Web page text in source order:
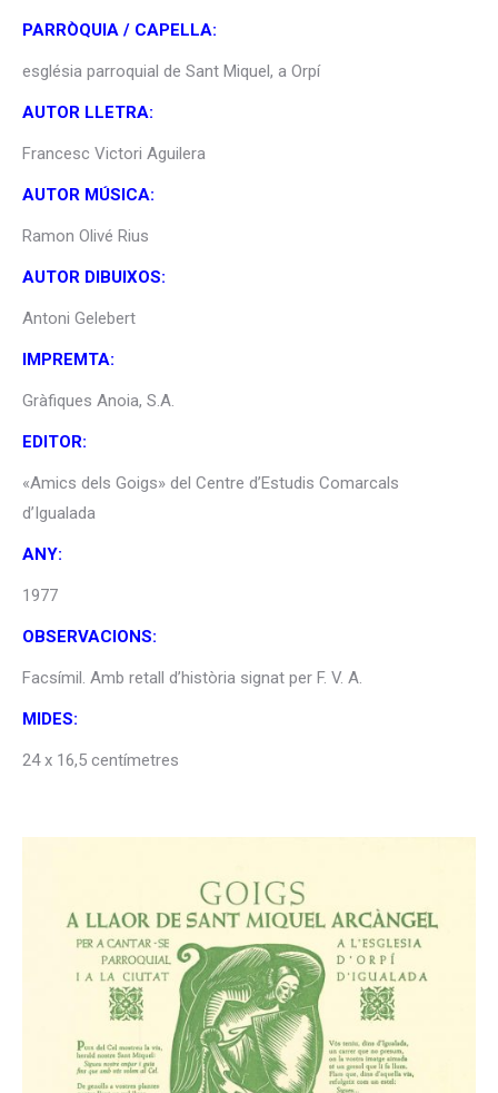
PARRÒQUIA / CAPELLA:
església parroquial de Sant Miquel, a Orpí
AUTOR LLETRA:
Francesc Victori Aguilera
AUTOR MÚSICA:
Ramon Olivé Rius
AUTOR DIBUIXOS:
Antoni Gelebert
IMPREMTA:
Gràfiques Anoia, S.A.
EDITOR:
«Amics dels Goigs» del Centre d’Estudis Comarcals
d’Igualada
ANY:
1977
OBSERVACIONS:
Facsímil. Amb retall d’història signat per F. V. A.
MIDES:
24 x 16,5 centímetres